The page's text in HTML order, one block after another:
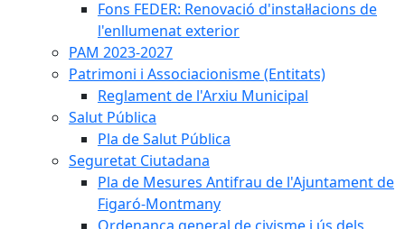
Fons FEDER: Renovació d'instal·lacions de
l'enllumenat exterior
PAM 2023-2027
Patrimoni i Associacionisme (Entitats)
Reglament de l'Arxiu Municipal
Salut Pública
Pla de Salut Pública
Seguretat Ciutadana
Pla de Mesures Antifrau de l'Ajuntament de
Figaró-Montmany